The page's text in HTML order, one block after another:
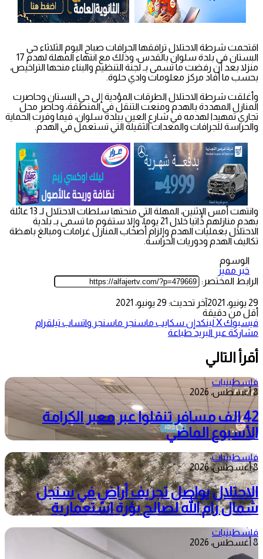
اقتحمت شرطة الاحتلال ترافقها الجرافات صباح اليوم الثلاثاء حي
البستان في بلدة سلوان بالقدس، وذلك مع انتهاء المهلة لهدم 17
منزلا بعد أن رفضت ما تسمى بـ لجنة التنظيم والبناء منحها التراخيص،
بحسب ما أفاد مركز معلومات وادي حلوة.
وأغلقت شرطة الاحتلال الطرقات المؤدية إلى حي البستان وحاصرت
المنازل المهددة بالهدم ومنعت التنقل في المنطقة، وحاصر محل
تجاري تمهيدا لهدمه في شارع العين ببلدة سلوان، فيما وفرت الحماية
والحراسة للجرافات والمعدات الثقيلة التي تستعمل في الهدم.
وانتهت أمس الإثنين، المهلة التي منحتها سلطات الاحتلال لـ 13 عائلة
بهدم منازلهم ذاتيا خلال 21 يوما، وإلا ستقوم ما تسمى بـ بلدية
الاحتلال بعمليات الهدم وإلزام أصحاب المنازل غرامات ومبالغ باهظة
تكاليف الهدم ودوريات الحراسة.
الوسوم
خبر مميز
الرابط المختصر:
29 يونيو، 2021
آخر تحديث: 29 يونيو، 2021
أقل من دقيقة
فيسبوك‫Xلينكدإن سكايب ماسنجر ماسنجر واتساب تيلقرام
مشاركة عبر البريد طباعة
أقرأ التالي
فلسطينيات
8 أغسطس، 2026
42 الف مسافر تنقلوا عبر معبر الكرامة
الأسبوع الماضي
فلسطينيات
8 أغسطس، 2026
الاحتلال يواصل تجريف أراضٍ في سنجل
شمال رام الله لصالح بؤرة استعمارية
فلسطينيات
8 أغسطس، 2026